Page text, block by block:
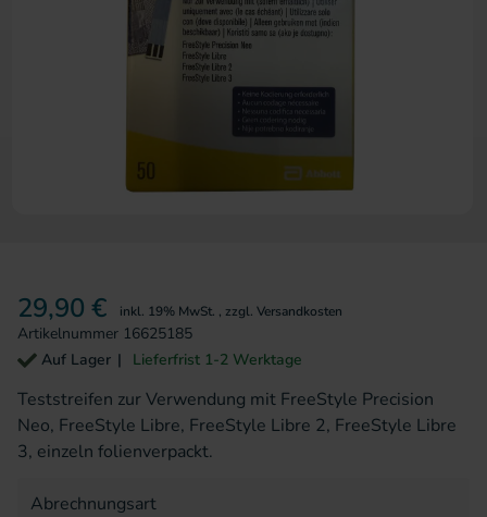
29,90 € inkl. 19% MwSt. , zzgl. Versandkosten
Artikelnummer 16625185
Auf Lager
Lieferfrist 1-2 Werktage
Teststreifen zur Verwendung mit FreeStyle Precision
Neo, FreeStyle Libre, FreeStyle Libre 2, FreeStyle Libre
3, einzeln folienverpackt.
Abrechnungsart